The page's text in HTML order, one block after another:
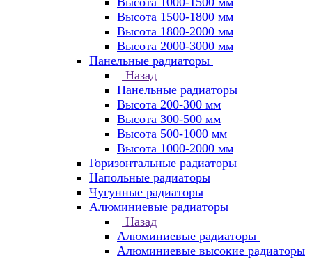
Высота 1500-1800 мм
Высота 1800-2000 мм
Высота 2000-3000 мм
Панельные радиаторы
Назад
Панельные радиаторы
Высота 200-300 мм
Высота 300-500 мм
Высота 500-1000 мм
Высота 1000-2000 мм
Горизонтальные радиаторы
Напольные радиаторы
Чугунные радиаторы
Алюминиевые радиаторы
Назад
Алюминиевые радиаторы
Алюминиевые высокие радиаторы